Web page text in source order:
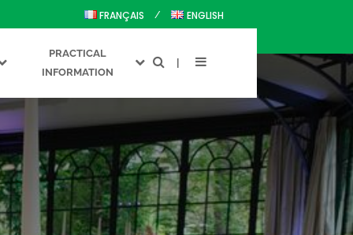
FRANÇAIS ENGLISH
PRACTICAL
INFORMATION